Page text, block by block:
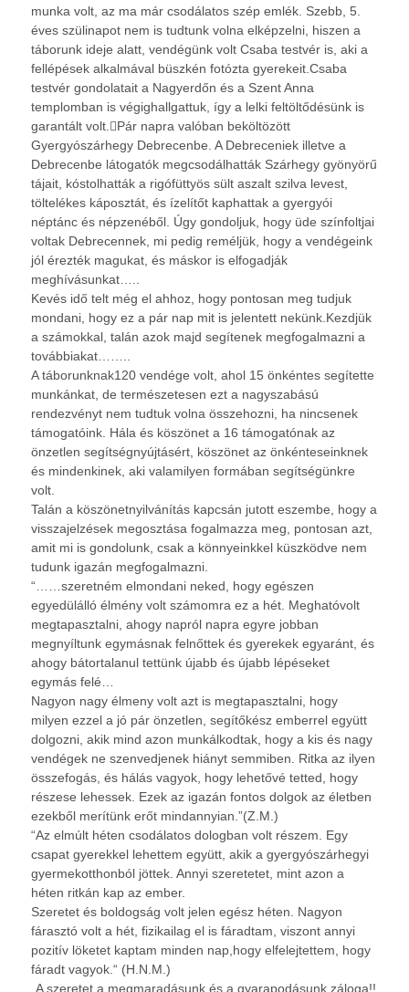
munka volt, az ma már csodálatos szép emlék. Szebb, 5.
éves szülinapot nem is tudtunk volna elképzelni, hiszen a
táborunk ideje alatt, vendégünk volt Csaba testvér is, aki a
fellépések alkalmával büszkén fotózta gyerekeit.Csaba
testvér gondolatait a Nagyerdőn és a Szent Anna
templomban is végighallgattuk, így a lelki feltöltődésünk is
garantált volt.Pár napra valóban beköltözött
Gyergyószárhegy Debrecenbe. A Debreceniek illetve a
Debrecenbe látogatók megcsodálhatták Szárhegy gyönyörű
tájait, kóstolhatták a rigófüttyös sült aszalt szilva levest,
töltelékes káposztát, és ízelítőt kaphattak a gyergyói
néptánc és népzenéből. Úgy gondoljuk, hogy üde színfoltjai
voltak Debrecennek, mi pedig reméljük, hogy a vendégeink
jól érezték magukat, és máskor is elfogadják
meghívásunkat…..
Kevés idő telt még el ahhoz, hogy pontosan meg tudjuk
mondani, hogy ez a pár nap mit is jelentett nekünk.Kezdjük
a számokkal, talán azok majd segítenek megfogalmazni a
továbbiakat……..
A táborunknak120 vendége volt, ahol 15 önkéntes segítette
munkánkat, de természetesen ezt a nagyszabású
rendezvényt nem tudtuk volna összehozni, ha nincsenek
támogatóink. Hála és köszönet a 16 támogatónak az
önzetlen segítségnyújtásért, köszönet az önkénteseinknek
és mindenkinek, aki valamilyen formában segítségünkre
volt.
Talán a köszönetnyilvánítás kapcsán jutott eszembe, hogy a
visszajelzések megosztása fogalmazza meg, pontosan azt,
amit mi is gondolunk, csak a könnyeinkkel küszködve nem
tudunk igazán megfogalmazni.
“……szeretném elmondani neked, hogy egészen
egyedülálló élmény volt számomra ez a hét. Meghatóvolt
megtapasztalni, ahogy napról napra egyre jobban
megnyíltunk egymásnak felnőttek és gyerekek egyaránt, és
ahogy bátortalanul tettünk újabb és újabb lépéseket
egymás felé…
Nagyon nagy élmeny volt azt is megtapasztalni, hogy
milyen ezzel a jó pár önzetlen, segítőkész emberrel együtt
dolgozni, akik mind azon munkálkodtak, hogy a kis és nagy
vendégek ne szenvedjenek hiányt semmiben. Ritka az ilyen
összefogás, és hálás vagyok, hogy lehetővé tetted, hogy
részese lehessek. Ezek az igazán fontos dolgok az életben
ezekből merítünk erőt mindannyian.”(Z.M.)
“Az elmúlt héten csodálatos dologban volt részem. Egy
csapat gyerekkel lehettem együtt, akik a gyergyószárhegyi
gyermekotthonból jöttek. Annyi szeretetet, mint azon a
héten ritkán kap az ember.
Szeretet és boldogság volt jelen egész héten. Nagyon
fárasztó volt a hét, fizikailag el is fáradtam, viszont annyi
pozitív löketet kaptam minden nap,hogy elfelejtettem, hogy
fáradt vagyok.“ (H.N.M.)
„A szeretet a megmaradásunk és a gyarapodásunk záloga!!